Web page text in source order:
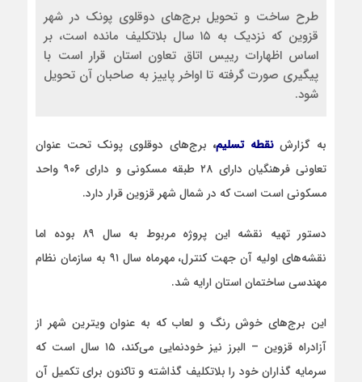
طرح ساخت و تحویل برج‌های دوقلوی پونک در شهر
قزوین که نزدیک به ۱۵ سال بلاتکلیف مانده است، بر
اساس اظهارات رییس اتاق تعاون استان قرار است با
پیگیری صورت گرفته تا اواخر پاییز به صاحبان آن تحویل
شود.
به گزارشنقطه تسلیم، برج‌های دوقلوی پونک تحت عنوان
تعاونی فرهنگیان دارای ۲۸ طبقه مسکونی و دارای ۹۰۶ واحد
مسکونی است است که در شمال شهر قزوین قرار دارد.
دستور تهیه نقشه این پروژه مربوط به سال ۸۹ بوده اما
نقشه‌های اولیه آن جهت کنترل، مهرماه سال ۹۱ به سازمان نظام
مهندسی ساختمان استان ارایه شد.
این برج‌های خوش رنگ و لعاب که به عنوان ویترین شهر از
آزادراه قزوین – البرز نیز خودنمایی می‌کند، ۱۵ سال است که
سرمایه گذاران خود را بلاتکلیف گذاشته و تاکنون برای تکمیل آن